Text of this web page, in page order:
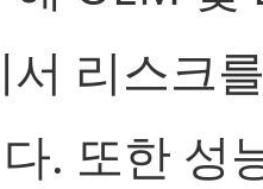
리스크
. 또한 성